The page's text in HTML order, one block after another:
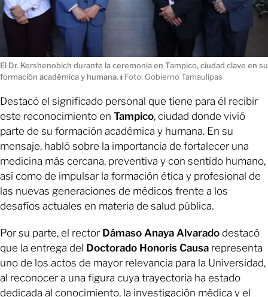
El Dr. Kershenobich durante la ceremonia en Tampico, ciudad clave en su
formación académica y humana. ı Foto: Gobierno Tamaulipas
Destacó el significado personal que tiene para él recibir
este reconocimiento en Tampico, ciudad donde vivió
parte de su formación académica y humana. En su
mensaje, habló sobre la importancia de fortalecer una
medicina más cercana, preventiva y con sentido humano,
así como de impulsar la formación ética y profesional de
las nuevas generaciones de médicos frente a los
desafíos actuales en materia de salud pública.
Por su parte, el rector Dámaso Anaya Alvarado destacó
que la entrega del Doctorado Honoris Causa representa
uno de los actos de mayor relevancia para la Universidad,
al reconocer a una figura cuya trayectoria ha estado
dedicada al conocimiento, la investigación médica y el